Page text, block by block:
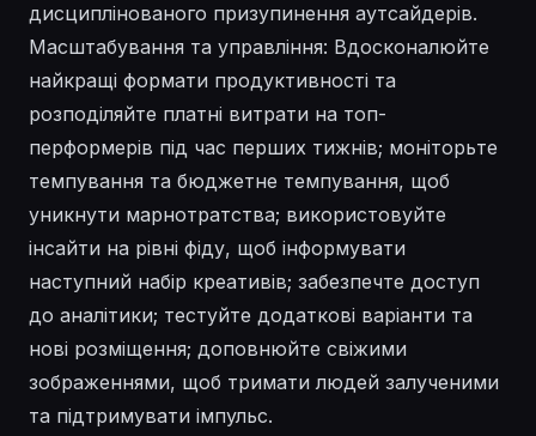
дисциплінованого призупинення аутсайдерів.
Масштабування та управління: Вдосконалюйте
найкращі формати продуктивності та
розподіляйте платні витрати на топ-
перформерів під час перших тижнів; моніторьте
темпування та бюджетне темпування, щоб
уникнути марнотратства; використовуйте
інсайти на рівні фіду, щоб інформувати
наступний набір креативів; забезпечте доступ
до аналітики; тестуйте додаткові варіанти та
нові розміщення; доповнюйте свіжими
зображеннями, щоб тримати людей залученими
та підтримувати імпульс.